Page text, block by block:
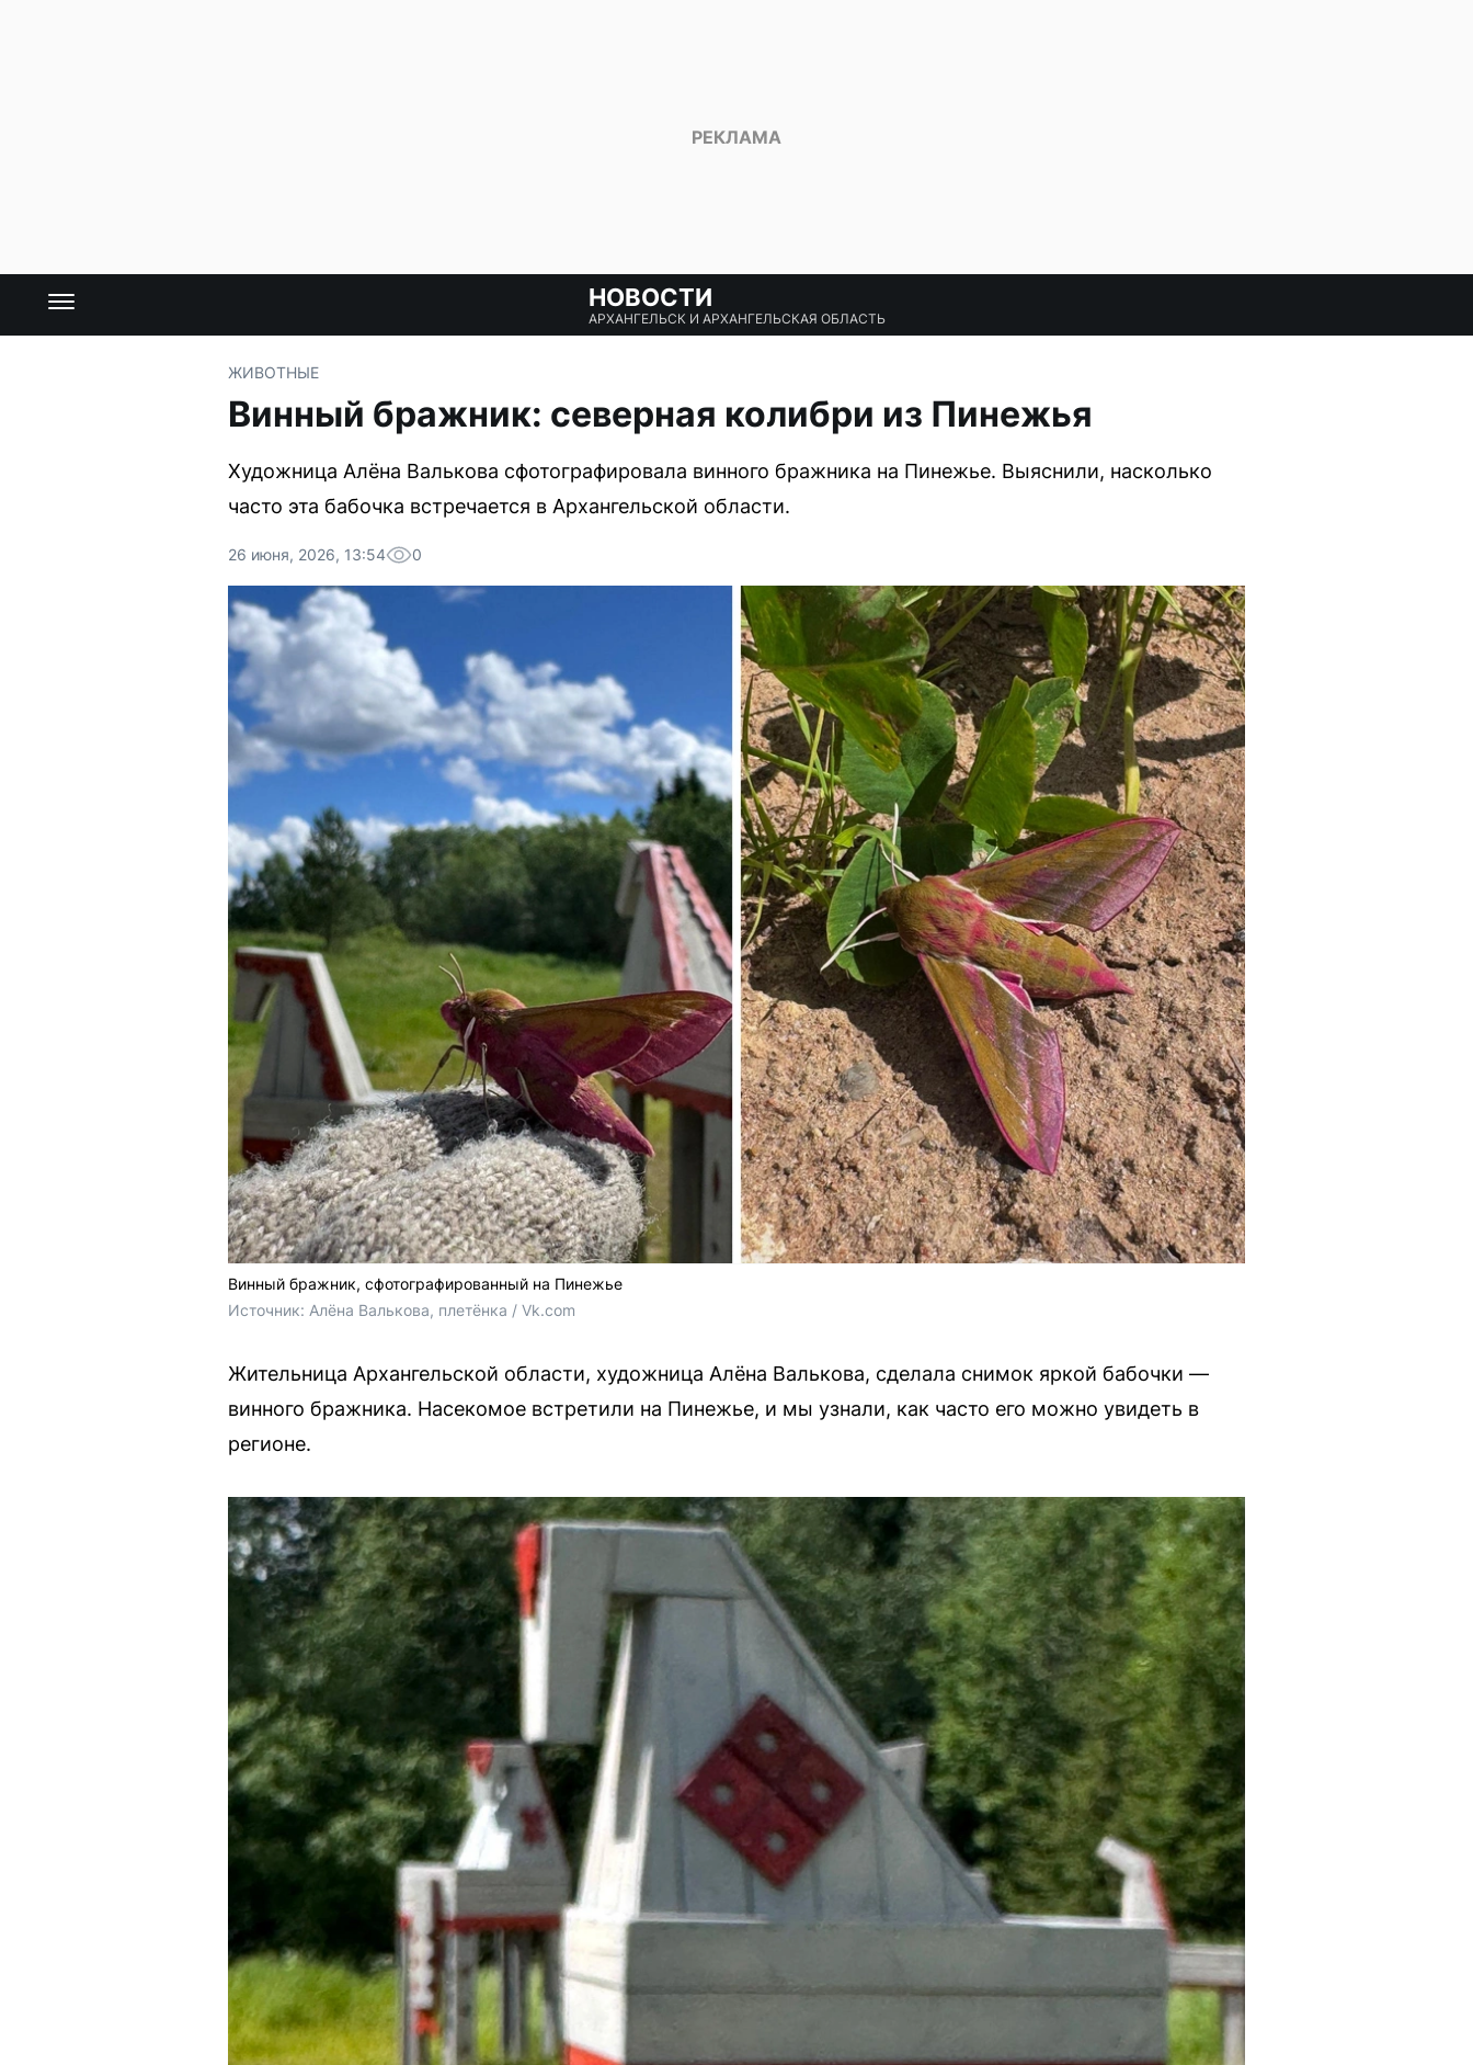
НОВОСТИ
АРХАНГЕЛЬСК И АРХАНГЕЛЬСКАЯ ОБЛАСТЬ
ЖИВОТНЫЕ
Винный бражник: северная колибри из Пинежья
Художница Алёна Валькова сфотографировала винного бражника на Пинежье. Выяснили, насколько
часто эта бабочка встречается в Архангельской области.
26 июня, 2026, 13:54 0
Винный бражник, сфотографированный на Пинежье
Источник: Алёна Валькова, плетёнка / Vk.com
Жительница Архангельской области, художница Алёна Валькова, сделала снимок яркой бабочки —
винного бражника. Насекомое встретили на Пинежье, и мы узнали, как часто его можно увидеть в
регионе.